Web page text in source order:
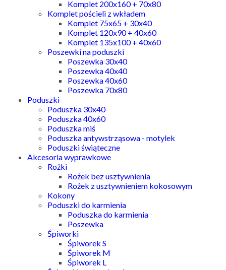
Komplet 200x160 + 70x80
Komplet pościeli z wkładem
Komplet 75x65 + 30x40
Komplet 120x90 + 40x60
Komplet 135x100 + 40x60
Poszewki na poduszki
Poszewka 30x40
Poszewka 40x40
Poszewka 40x60
Poszewka 70x80
Poduszki
Poduszka 30x40
Poduszka 40x60
Poduszka miś
Poduszka antywstrząsowa - motylek
Poduszki świąteczne
Akcesoria wyprawkowe
Rożki
Rożek bez usztywnienia
Rożek z usztywnieniem kokosowym
Kokony
Poduszki do karmienia
Poduszka do karmienia
Poszewka
Śpiworki
Śpiworek S
Śpiworek M
Śpiworek L